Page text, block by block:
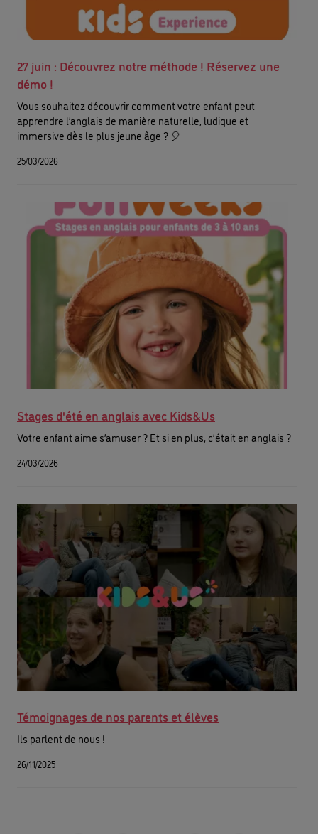
27 juin : Découvrez notre méthode ! Réservez une
démo !
Vous souhaitez découvrir comment votre enfant peut
apprendre l’anglais de manière naturelle, ludique et
immersive dès le plus jeune âge ? 🎈
25/03/2026
Stages d'été en anglais avec Kids&Us
Votre enfant aime s’amuser ? Et si en plus, c’était en anglais ?
24/03/2026
Témoignages de nos parents et élèves
Ils parlent de nous !
26/11/2025